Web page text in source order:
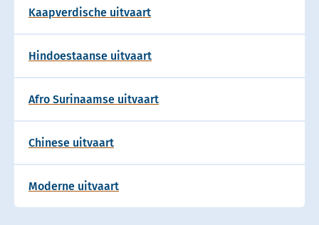
Kaapverdische uitvaart
Hindoestaanse uitvaart
Afro Surinaamse uitvaart
Chinese uitvaart
Moderne uitvaart